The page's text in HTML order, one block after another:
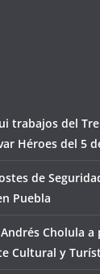
trabajos del
Héroes del 5
de
Puebla
Cholula
Cultural y